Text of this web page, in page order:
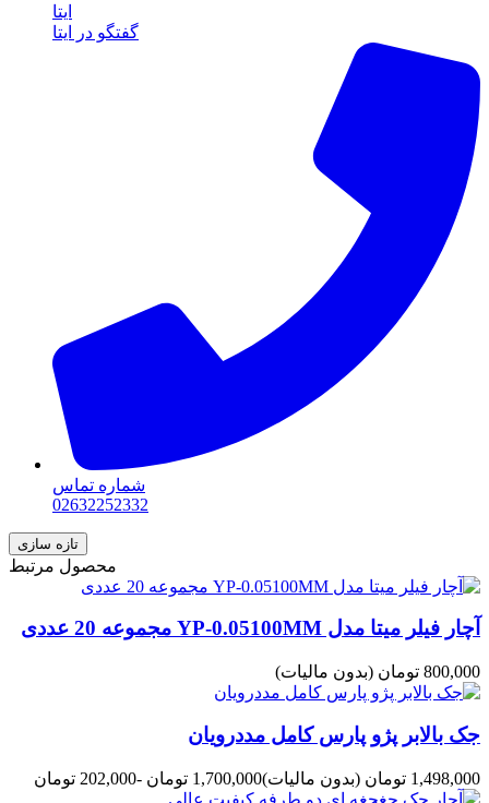
ایتا
گفتگو در ایتا
شماره تماس
02632252332
محصول مرتبط
آچار فیلر میتا مدل YP-0.05100MM مجموعه 20 عددی
800,000 تومان (بدون مالیات)
جک بالابر پژو پارس کامل مددرویان
1,498,000 تومان (بدون مالیات)1,700,000 تومان -202,000 تومان